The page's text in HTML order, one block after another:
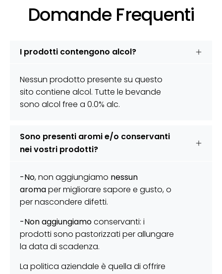
Domande Frequenti
I prodotti contengono alcol?
Nessun prodotto presente su questo
sito contiene alcol. Tutte le bevande
sono alcol free a 0.0% alc.
Sono presenti aromi e/o conservanti
nei vostri prodotti?
-No, non aggiungiamo nessun
aromaper migliorare sapore e gusto, o
per nascondere difetti.
-Non aggiungiamoconservanti: i
prodotti sono pastorizzati per allungare
la data di scadenza.
La politica aziendale è quella di offrire